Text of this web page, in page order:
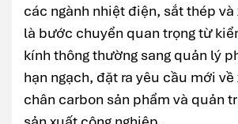
các ngành nhiệt điện, sắt thép
là bước chuyển quan trọng từ
kính thông thường sang quản lý
hạn ngạch, đặt ra yêu cầu mới
chân carbon sản phẩm và quản